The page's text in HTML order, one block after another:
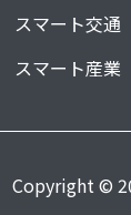
スマート交通
スマート産業
Copyright ©